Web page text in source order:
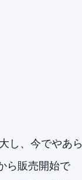
し、今でやあら
ら販売開始で